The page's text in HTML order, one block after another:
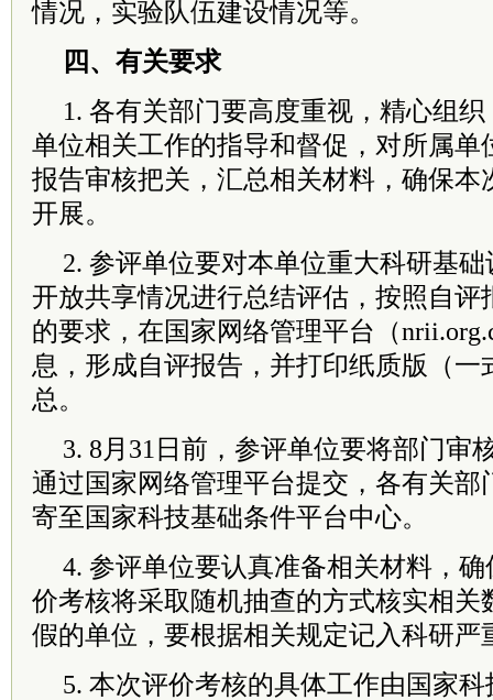
情况，实验队伍建设情况等。
四、有关要求
1. 各有关部门要高度重视，精心组
单位相关工作的指导和督促，对所属单
报告审核把关，汇总相关材料，确保本
开展。
2. 参评单位要对本单位重大科研基
开放共享情况进行总结评估，按照自评
的要求，在国家网络管理平台（
息，形成自评报告，并打印纸质版（一
总。
3. 8月31日前，参评单位要将部门审
通过国家网络管理平台提交，各有关部
寄至国家科技基础条件平台中心。
4. 参评单位要认真准备相关材料，
价考核将采取随机抽查的方式核实相关
假的单位，要根据相关规定记入科研严
5. 本次评价考核的具体工作由国家